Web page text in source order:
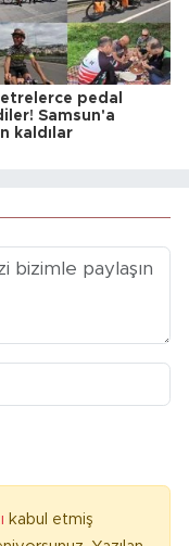
pedal
Samsun'a
kaldılar
kabul etmiş